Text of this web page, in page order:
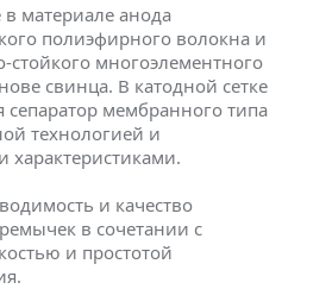
материале анода
полиэфирного волокна и
стойкого многоэлементного
свинца. В катодной сетке
сепаратор мембранного типа
технологией и
характеристиками.
и качество
в сочетании с
и простотой